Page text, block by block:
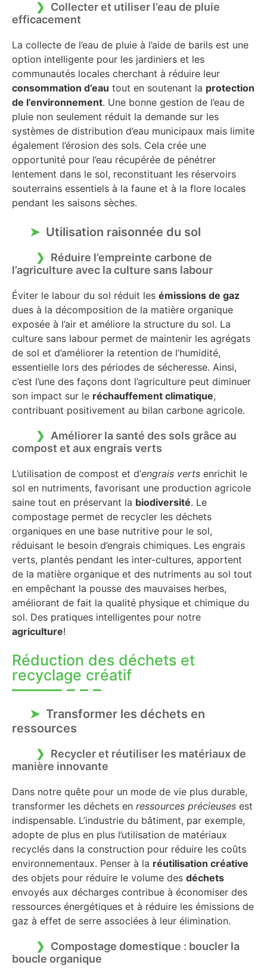
Collecter et utiliser l’eau de pluie
efficacement
La collecte de l’eau de pluie à l’aide de barils est une
option intelligente pour les jardiniers et les
communautés locales cherchant à réduire leur
consommation d’eau tout en soutenant la protection
de l’environnement. Une bonne gestion de l’eau de
pluie non seulement réduit la demande sur les
systèmes de distribution d’eau municipaux mais limite
également l’érosion des sols. Cela crée une
opportunité pour l’eau récupérée de pénétrer
lentement dans le sol, reconstituant les réservoirs
souterrains essentiels à la faune et à la flore locales
pendant les saisons sèches.
Utilisation raisonnée du sol
Réduire l’empreinte carbone de
l’agriculture avec la culture sans labour
Éviter le labour du sol réduit les émissions de gaz
dues à la décomposition de la matière organique
exposée à l’air et améliore la structure du sol. La
culture sans labour permet de maintenir les agrégats
de sol et d’améliorer la retention de l’humidité,
essentielle lors des périodes de sécheresse. Ainsi,
c’est l’une des façons dont l’agriculture peut diminuer
son impact sur le réchauffement climatique,
contribuant positivement au bilan carbone agricole.
Améliorer la santé des sols grâce au
compost et aux engrais verts
L’utilisation de compost et d’engrais verts enrichit le
sol en nutriments, favorisant une production agricole
saine tout en préservant la biodiversité. Le
compostage permet de recycler les déchets
organiques en une base nutritive pour le sol,
réduisant le besoin d’engrais chimiques. Les engrais
verts, plantés pendant les inter-cultures, apportent
de la matière organique et des nutriments au sol tout
en empêchant la pousse des mauvaises herbes,
améliorant de fait la qualité physique et chimique du
sol. Des pratiques intelligentes pour notre
agriculture!
Réduction des déchets et
recyclage créatif
Transformer les déchets en
ressources
Recycler et réutiliser les matériaux de
manière innovante
Dans notre quête pour un mode de vie plus durable,
transformer les déchets en ressources précieuses est
indispensable. L’industrie du bâtiment, par exemple,
adopte de plus en plus l’utilisation de matériaux
recyclés dans la construction pour réduire les coûts
environnementaux. Penser à la réutilisation créative
des objets pour réduire le volume des déchets
envoyés aux décharges contribue à économiser des
ressources énergétiques et à réduire les émissions de
gaz à effet de serre associées à leur élimination.
Compostage domestique : boucler la
boucle organique